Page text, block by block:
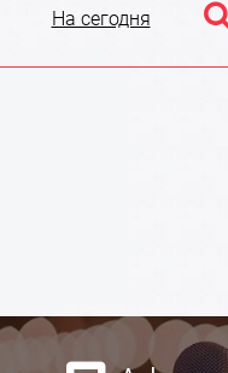
На сегодня